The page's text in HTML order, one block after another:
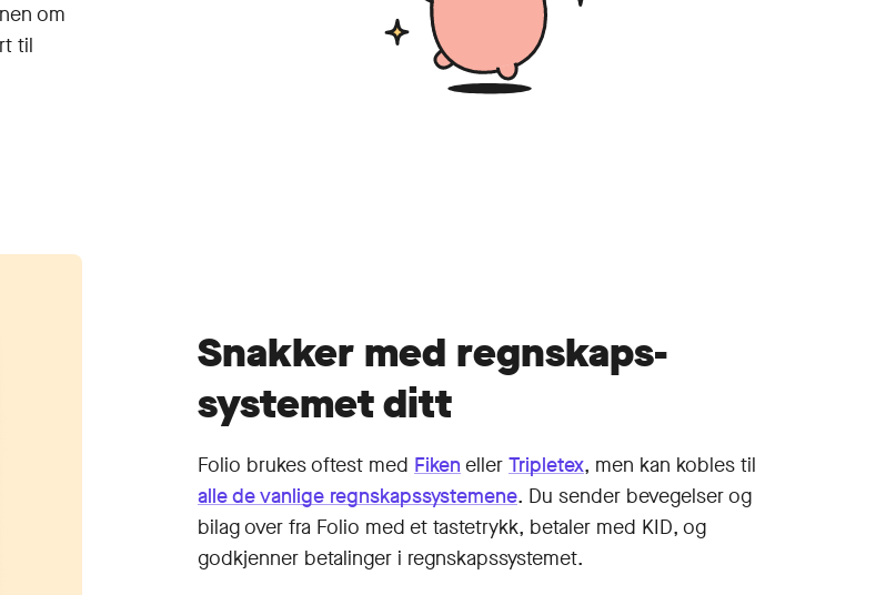
om
til
Snakker med regn­skaps­
systemet ditt
Folio brukes oftest med Fiken eller Tripletex, men kan kobles til
alle de vanlige regn­skaps­systemene. Du sender bevegelser og
bilag over fra Folio med et tastetrykk, betaler med KID, og
godkjenner betalinger i regnskapssystemet.